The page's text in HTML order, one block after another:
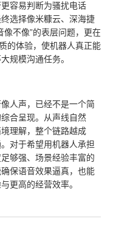
容易判断为骚扰电话
选择像米糠云、深海捷
像不像”的表层问题，更在
的体验，使机器人真正能
规模沟通任务。
人声，已经不是一个简
合呈现。从声线自然
理解，整个链路越成
对于希望用机器人承担
够强、场景经验丰富的
保语音效果逼真，也能
更高的经营效率。